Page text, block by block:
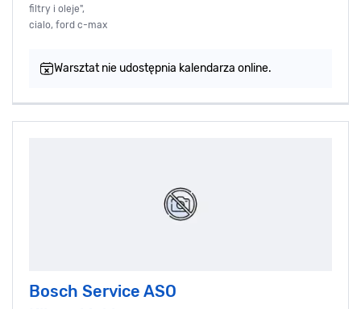
filtry i oleje",
cialo, ford c-max
Warsztat nie udostępnia kalendarza online.
Bosch Service ASO